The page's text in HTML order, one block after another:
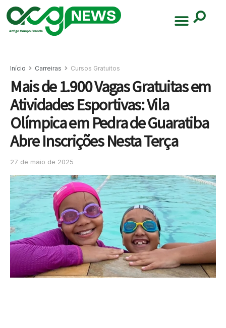
Início Carreiras Cursos Gratuitos
Mais de 1.900 Vagas Gratuitas em
Atividades Esportivas: Vila
Olímpica em Pedra de Guaratiba
Abre Inscrições Nesta Terça
27 de maio de 2025